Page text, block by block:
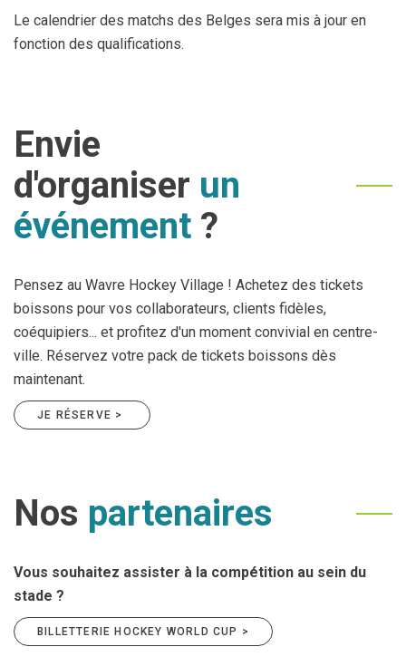
Le calendrier des matchs des Belges sera mis à jour en
fonction des qualifications.
Envie
d'organiser un
événement ?
Pensez au Wavre Hockey Village ! Achetez des tickets
boissons pour vos collaborateurs, clients fidèles,
coéquipiers... et profitez d'un moment convivial en centre-
ville. Réservez votre pack de tickets boissons dès
maintenant.
JE RÉSERVE >
Nos partenaires
Vous souhaitez assister à la compétition au sein du
stade ?
BILLETTERIE HOCKEY WORLD CUP >